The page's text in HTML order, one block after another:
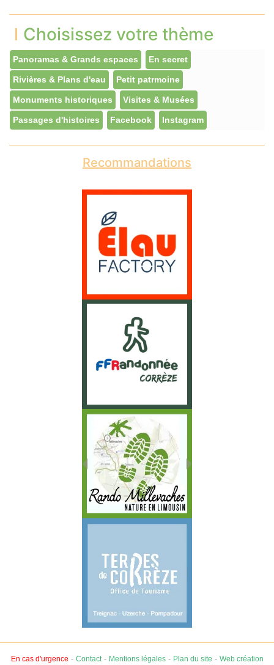
Choisissez votre thème
Panoramas & Grands espaces En secret
Rivières & Plans d'eau Petit patrmoine
Monuments historiques Visites & Musées
Passages d'histoires Facebook Instagram
Recommandations
En cas d'urgence - Contact- Mentions légales- Plan du site - Web création